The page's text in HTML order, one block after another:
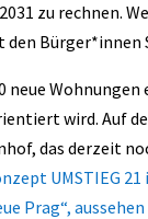
zu rechnen.
Bürger*innen
wird. Auf
das derzeit
UMSTIEG
Prag“,